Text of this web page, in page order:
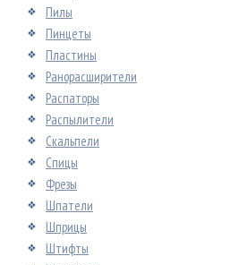
Пилы
Пинцеты
Пластины
Ранорасширители
Распаторы
Распылители
Скальпели
Спицы
Фрезы
Шпатели
Шприцы
Штифты